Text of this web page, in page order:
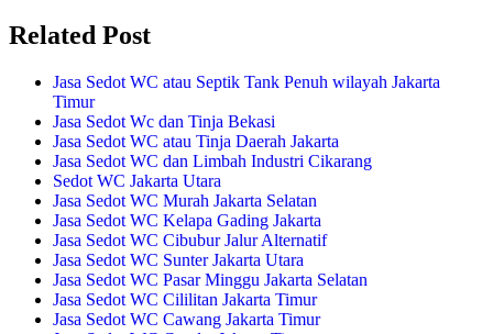
Related Post
Jasa Sedot WC atau Septik Tank Penuh wilayah Jakarta
Timur
Jasa Sedot Wc dan Tinja Bekasi
Jasa Sedot WC atau Tinja Daerah Jakarta
Jasa Sedot WC dan Limbah Industri Cikarang
Sedot WC Jakarta Utara
Jasa Sedot WC Murah Jakarta Selatan
Jasa Sedot WC Kelapa Gading Jakarta
Jasa Sedot WC Cibubur Jalur Alternatif
Jasa Sedot WC Sunter Jakarta Utara
Jasa Sedot WC Pasar Minggu Jakarta Selatan
Jasa Sedot WC Cililitan Jakarta Timur
Jasa Sedot WC Cawang Jakarta Timur